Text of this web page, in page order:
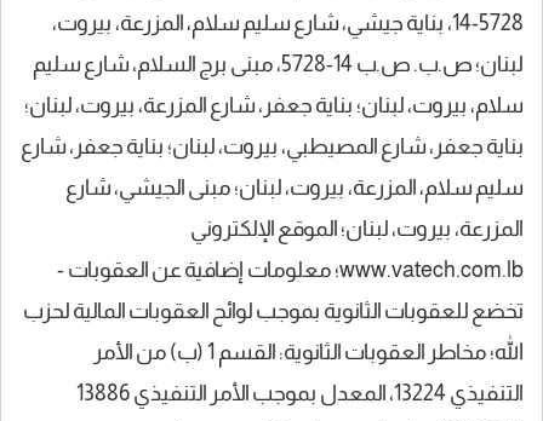
5728-14، بناية جيشي، شارع سليم سلام، المزرعة، بيروت،
لبنان؛ ص.ب. ص.ب 14-5728، مبنى برج السلام، شارع سليم
سلام، بيروت، لبنان؛ بناية جعفر، شارع المزرعة، بيروت، لبنان؛
بناية جعفر، شارع المصيطبي، بيروت، لبنان؛ بناية جعفر، شارع
سليم سلام، المزرعة، بيروت، لبنان؛ مبنى الجيشي، شارع
المزرعة، بيروت، لبنان؛ الموقع الإلكتروني
www.vatech.com.lb؛ معلومات إضافية عن العقوبات -
تخضع للعقوبات الثانوية بموجب لوائح العقوبات المالية لحزب
الله؛ مخاطر العقوبات الثانوية: القسم 1 (ب) من الأمر
التنفيذي 13224، المعدل بموجب الأمر التنفيذي 13886